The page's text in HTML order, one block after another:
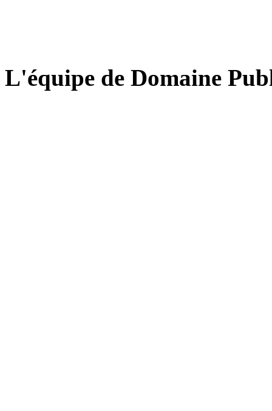
L'équipe de Domaine